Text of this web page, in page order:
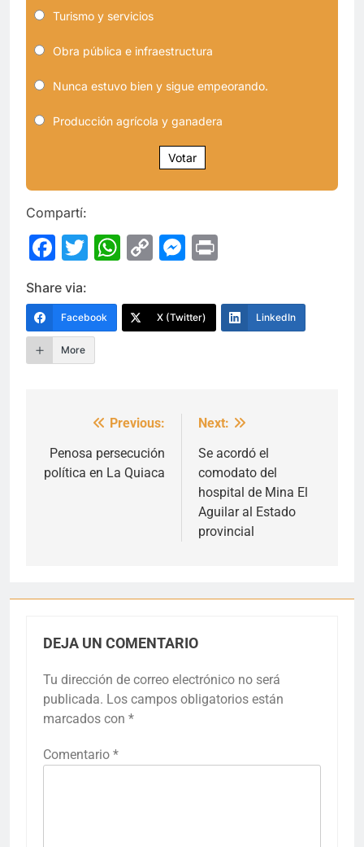
Turismo y servicios
Obra pública e infraestructura
Nunca estuvo bien y sigue empeorando.
Producción agrícola y ganadera
Votar
Compartí:
Facebook
Twitter
WhatsApp
CopyMessenger
Share via:
Facebook X (Twitter) LinkedIn
More
Navegación
de
entradas
Previous:
Penosa persecución
política en La Quiaca
Next:
Se acordó el
comodato del
hospital de Mina El
Aguilar al Estado
provincial
DEJA UN COMENTARIO
Tu dirección de correo electrónico no será
publicada. Los campos obligatorios están
marcados con *
Comentario *